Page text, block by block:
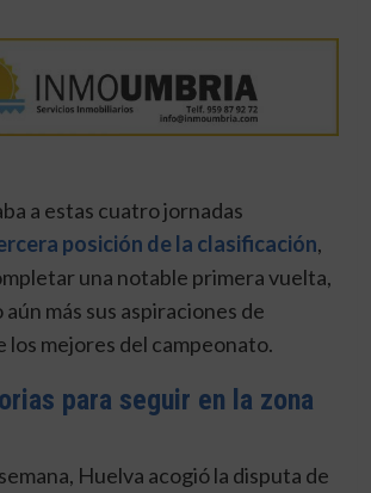
a estas cuatro jornadas
posición de la clasificación,
una notable primera vuelta,
más sus aspiraciones de
mejores del campeonato.
para seguir en la zona
Huelva acogió la disputa de